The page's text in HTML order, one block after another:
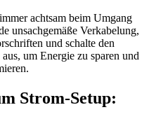
achtsam beim Umgang
unsachgemäße Verkabelung,
und schalte den
um Energie zu sparen und
Strom-Setup: